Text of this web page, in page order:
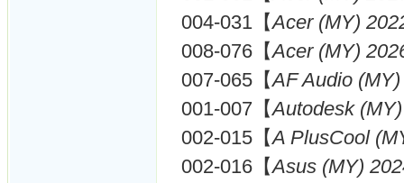
004-031【Acer (MY)
008-076【Acer (MY)
007-065【AF Audio
001-007【Autodesk
002-015【A PlusCool
002-016【Asus (MY)